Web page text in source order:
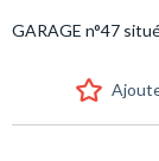
GARAGE n°47